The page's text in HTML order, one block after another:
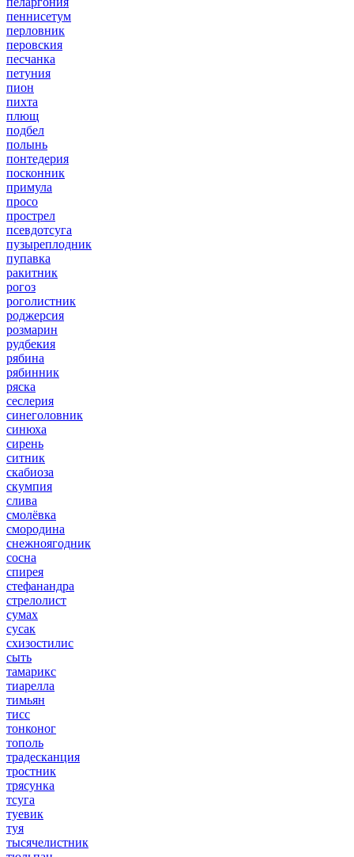
пеннисетум
перловник
перовския
песчанка
петуния
пион
пихта
плющ
подбел
полынь
понтедерия
посконник
примула
просо
прострел
псевдотсуга
пузыреплодник
пупавка
ракитник
рогоз
роголистник
роджерсия
розмарин
рудбекия
рябина
рябинник
ряска
сеслерия
синеголовник
синюха
сирень
ситник
скабиоза
скумпия
слива
смолёвка
смородина
снежноягодник
сосна
спирея
стефанандра
стрелолист
сумах
сусак
схизостилис
сыть
тамарикс
тиарелла
тимьян
тисс
тонконог
тополь
традесканция
тростник
трясунка
тсуга
туевик
туя
тысячелистник